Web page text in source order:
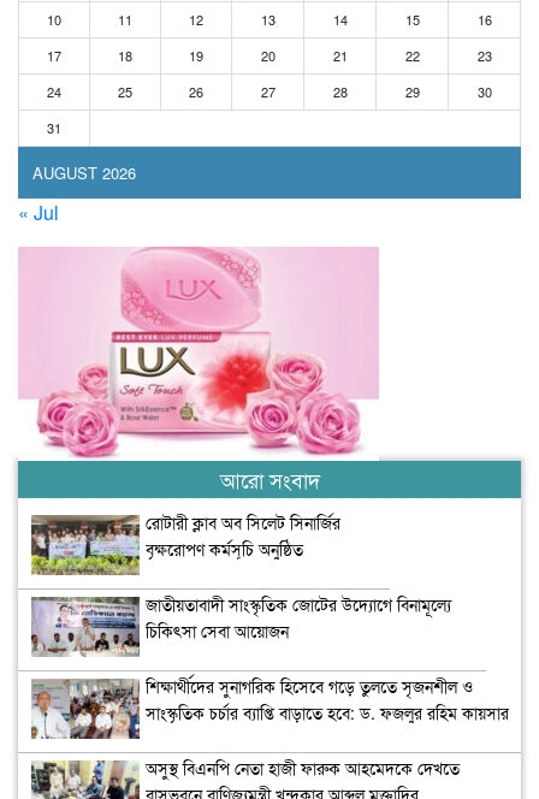
AUGUST 2026
10
11 12 13 14 15
16
17
18 19 20 21 22
23
24
25 26 27 28 29
30
31
« Jul
আরো সংবাদ
রোটারী ক্লাব অব সিলেট সিনার্জির
বৃক্ষরোপণ কর্মসূচি অনুষ্ঠিত
জাতীয়তাবাদী সাংস্কৃতিক জোটের উদ্যোগে বিনামূল্যে
চিকিৎসা সেবা আয়োজন
শিক্ষার্থীদের সুনাগরিক হিসেবে গড়ে তুলতে সৃজনশীল ও
সাংস্কৃতিক চর্চার ব্যাপ্তি বাড়াতে হবে: ড. ফজলুর রহিম কায়সার
অসুস্থ বিএনপি নেতা হাজী ফারুক আহমেদকে দেখতে